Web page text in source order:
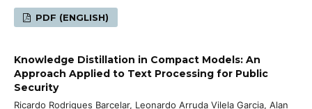
PDF (ENGLISH)
Knowledge Distillation in Compact Models: An
Approach Applied to Text Processing for Public
Security
Ricardo Rodrigues Barcelar, Leonardo Arruda Vilela Garcia, Alan